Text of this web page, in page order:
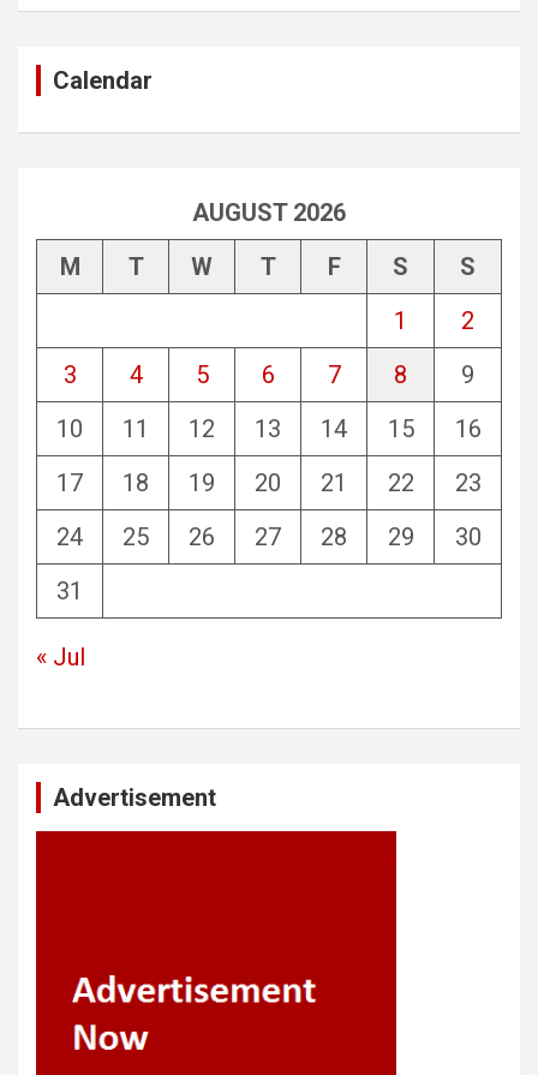
Calendar
AUGUST 2026
M
T W T F S
S
1
2
3
4 5 6 7 8
9
10
11 12 13 14 15
16
17
18 19 20 21 22
23
24
25 26 27 28 29
30
31
« Jul
Advertisement